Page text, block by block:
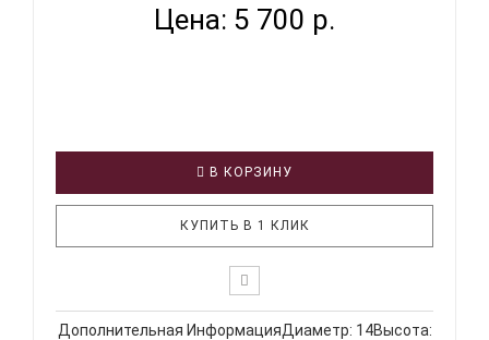
Цена: 5 700 р.
В КОРЗИНУ
КУПИТЬ В 1 КЛИК
Дополнительная ИнформацияДиаметр: 14Высота: